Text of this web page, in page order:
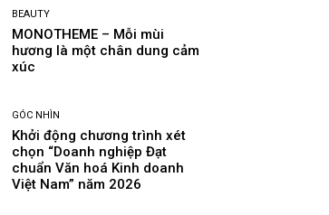
BEAUTY
MONOTHEME – Mỗi mùi
hương là một chân dung cảm
xúc
GÓC NHÌN
Khởi động chương trình xét
chọn “Doanh nghiệp Đạt
chuẩn Văn hoá Kinh doanh
Việt Nam” năm 2026